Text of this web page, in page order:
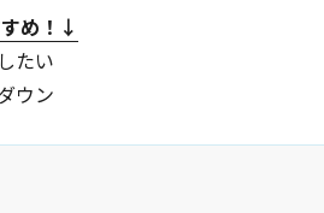
め ！↓
たい
ウン